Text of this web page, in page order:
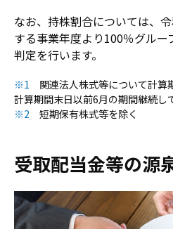
なお、持株割合については、
する事業年度より100％グル
判定を行います。
※1 関連法人株式等について計算
計算期間末日以前6月の期間継続し
※2 短期保有株式等を除く
受取配当金等の源